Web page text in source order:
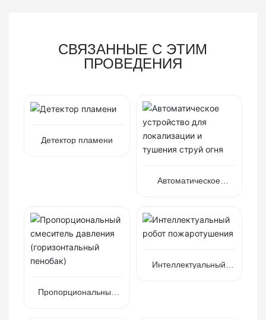
СВЯЗАННЫЕ С ЭТИМ
ПРОВЕДЕНИЯ
Детектор пламени
Автоматическое
Пропорциональный
Интеллектуальный